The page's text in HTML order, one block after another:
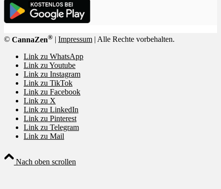
© CannaZen® Impressum | Alle Rechte vorbehalten.
Link zu WhatsApp
Link zu Youtube
Link zu Instagram
Link zu TikTok
Link zu Facebook
Link zu X
Link zu LinkedIn
Link zu Pinterest
Link zu Telegram
Link zu Mail
Nach oben scrollen